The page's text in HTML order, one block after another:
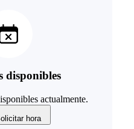
disponibles
actualmente.
hora